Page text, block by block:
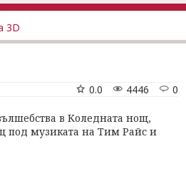
3D
0
4446
0.0
в Коледната нощ,
под музиката на Тим Райс и